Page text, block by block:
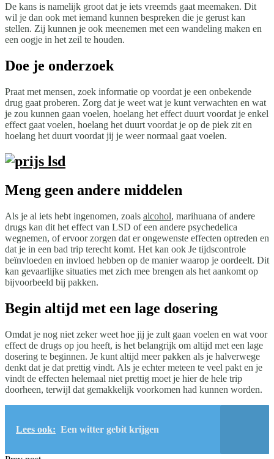
De kans is namelijk groot dat je iets vreemds gaat meemaken. Dit
wil je dan ook met iemand kunnen bespreken die je gerust kan
stellen. Zij kunnen je ook meenemen met een wandeling maken en
een oogje in het zeil te houden.
Doe je onderzoek
Praat met mensen, zoek informatie op voordat je een onbekende
drug gaat proberen. Zorg dat je weet wat je kunt verwachten en wat
je zou kunnen gaan voelen, hoelang het effect duurt voordat je enkel
effect gaat voelen, hoelang het duurt voordat je op de piek zit en
hoelang het duurt voordat jij je weer normaal gaat voelen.
Meng geen andere middelen
Als je al iets hebt ingenomen, zoals alcohol, marihuana of andere
drugs kan dit het effect van LSD of een andere psychedelica
wegnemen, of ervoor zorgen dat er ongewenste effecten optreden en
dat je in een bad trip terecht komt. Het kan ook Je tijdscontrole
beïnvloeden en invloed hebben op de manier waarop je oordeelt. Dit
kan gevaarlijke situaties met zich mee brengen als het aankomt op
bijvoorbeeld bij pakken.
Begin altijd met een lage dosering
Omdat je nog niet zeker weet hoe jij je zult gaan voelen en wat voor
effect de drugs op jou heeft, is het belangrijk om altijd met een lage
dosering te beginnen. Je kunt altijd meer pakken als je halverwege
denkt dat je dat prettig vindt. Als je echter meteen te veel pakt en je
vindt de effecten helemaal niet prettig moet je hier de hele trip
doorheen, terwijl dat gemakkelijk voorkomen had kunnen worden.
Lees ook: Een witter gebit krijgen